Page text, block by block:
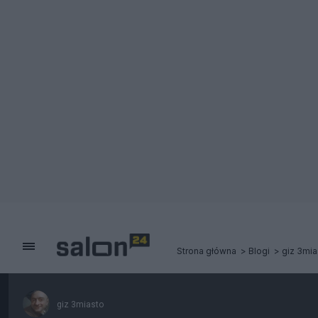
Strona główna Blogi giz
giz 3miasto